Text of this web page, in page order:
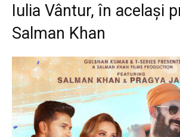
Iulia Vântur, în același
Salman Khan